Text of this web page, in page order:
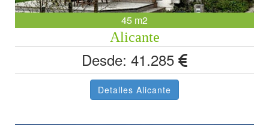
45 m2
Alicante
Desde: 41.285
Detalles Alicante